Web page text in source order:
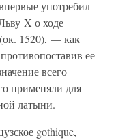
употребил
X о ходе
(ок. 1520), — как
ее
всего
применяли для
латыни.
gothique,